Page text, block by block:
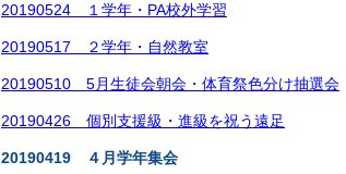
20190524 １学年・PA校外学習
20190517 ２学年・自然教室
20190510 5月生徒会朝会・体育祭色分け抽選会
20190426 個別支援級・進級を祝う遠足
20190419 ４月学年集会